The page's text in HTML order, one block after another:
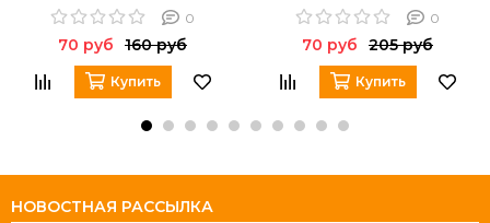
0
70 руб 160 руб
Купить
0
70 руб 205 руб
Купить
НОВОСТНАЯ РАССЫЛКА